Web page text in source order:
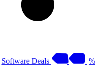
Software Deals %